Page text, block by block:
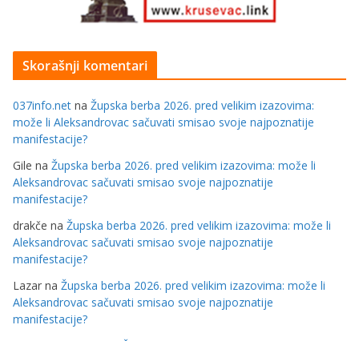
Skorašnji komentari
037info.net na Župska berba 2026. pred velikim izazovima:
može li Aleksandrovac sačuvati smisao svoje najpoznatije
manifestacije?
Gile na Župska berba 2026. pred velikim izazovima: može li
Aleksandrovac sačuvati smisao svoje najpoznatije
manifestacije?
drakče na Župska berba 2026. pred velikim izazovima: može li
Aleksandrovac sačuvati smisao svoje najpoznatije
manifestacije?
Lazar na Župska berba 2026. pred velikim izazovima: može li
Aleksandrovac sačuvati smisao svoje najpoznatije
manifestacije?